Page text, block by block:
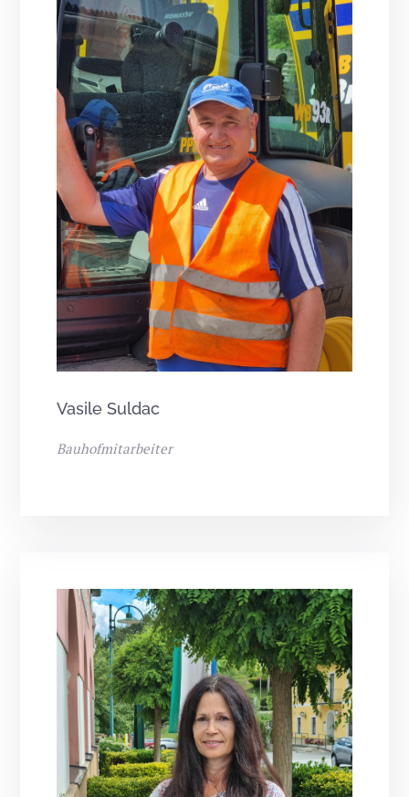
Vasile Suldac
Bauhofmitarbeiter